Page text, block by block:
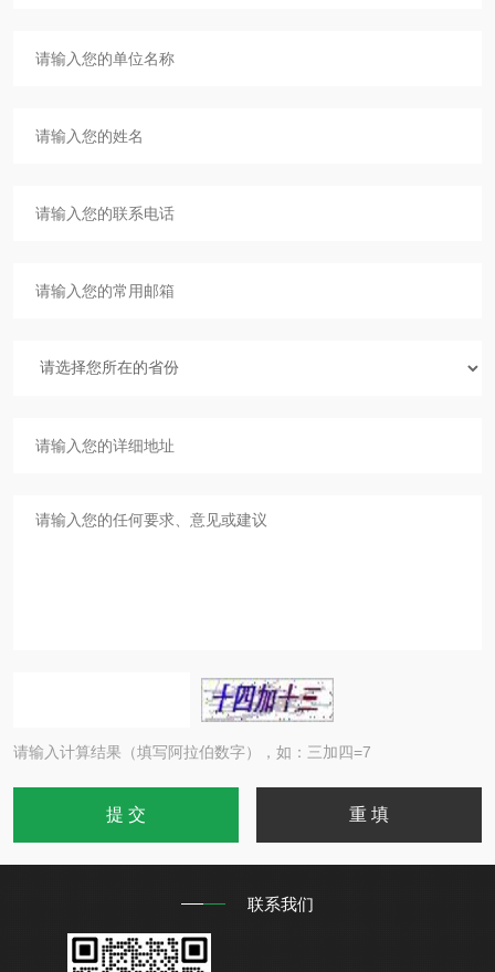
请输入计算结果（填写阿拉伯数字），如：三加四=7
联系我们